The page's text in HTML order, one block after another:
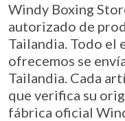
Windy Boxing
autorizado de
Tailandia. Todo el
ofrecemos se
Tailandia. Cada
que verifica su
fábrica oficial